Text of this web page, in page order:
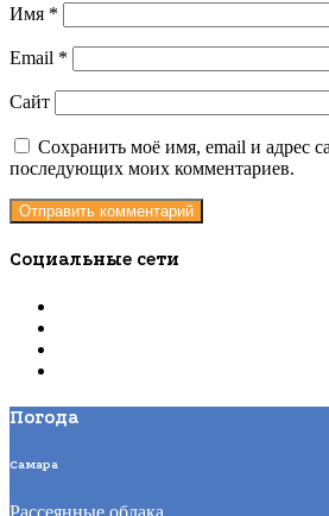
Имя *
Email *
Сайт
Сохранить моё имя, email и адрес
последующих моих комментариев.
Социальные сети
Погода
Самара
Рассеянные облака